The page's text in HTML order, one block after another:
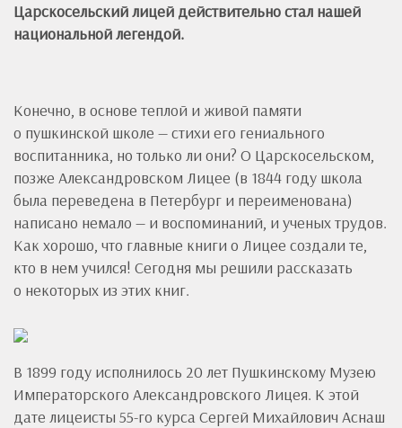
Царскосельский лицей действительно стал нашей
национальной легендой.
Конечно, в основе теплой и живой памяти
о пушкинской школе — стихи его гениального
воспитанника, но только ли они? О Царскосельском,
позже Александровском Лицее (в 1844 году школа
была переведена в Петербург и переименована)
написано немало — и воспоминаний, и ученых трудов.
Как хорошо, что главные книги о Лицее создали те,
кто в нем учился! Сегодня мы решили рассказать
о некоторых из этих книг.
В 1899 году исполнилось 20 лет Пушкинскому Музею
Императорского Александровского Лицея. К этой
дате лицеисты 55-го курса Сергей Михайлович Аснаш